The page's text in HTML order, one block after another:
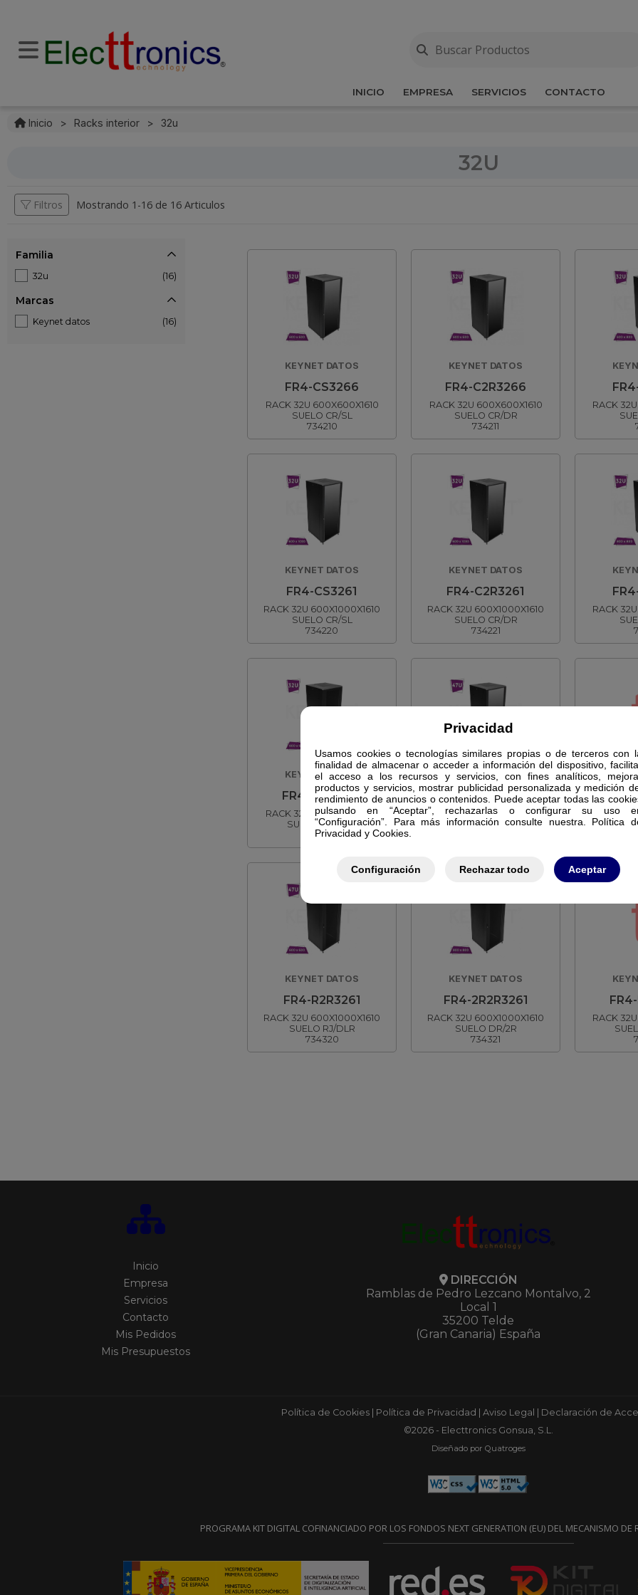
Privacidad
Usamos cookies o tecnologías similares propias o de terceros con
finalidad de almacenar o acceder a información del dispositivo,
el acceso a los recursos y servicios, con fines analíticos,
productos y servicios, mostrar publicidad personalizada y medición
rendimiento de anuncios o contenidos. Puede aceptar todas las
pulsando en “Aceptar”, rechazarlas o configurar su uso
“Configuración”. Para más información consulte nuestra. Política
Privacidad y Cookies.
Configuración Rechazar todo Aceptar
INICIO EMPRESA SERVICIOS CONTACTO
Inicio > Racks interior > 32u
32U
Filtros Mostrando 1-16 de 16 Articulos
Familia
32u (16)
Marcas
Keynet datos (16)
KEYNET DATOS
FR4-CS3266
RACK 32U 600X600X1610
SUELO CR/SL
734210
KEYNET DATOS
FR4-C2R3266
RACK 32U 600X600X1610
SUELO CR/DR
734211
RACK
KEYNET DATOS
FR4-CS3261
RACK 32U 600X1000X1610
SUELO CR/SL
734220
KEYNET DATOS
FR4-C2R3261
RACK 32U 600X1000X1610
SUELO CR/DR
734221
RACK
KEYNET DATOS
FR4-R2R3266
RACK 32U 600X600X1610
SUELO RJ/DLRJ
734310
KEYNET DATOS
FR4-2R2R3266
RACK 32U 600X600X1610
SUELO DR/2R
RACK
KEYNET DATOS
FR4-R2R3261
RACK 32U 600X1000X1610
SUELO RJ/DLR
734320
KEYNET DATOS
FR4-2R2R3261
RACK 32U 600X1000X1610
SUELO DR/2R
734321
RACK
Inicio
Empresa
Servicios
Contacto
Mis Pedidos
Mis Presupuestos
DIRECCIÓN
Ramblas de Pedro Lezcano Montalvo, 2
Local 1
35200 Telde
(Gran Canaria) España
Política de Cookies| Política de Privacidad Aviso Legal
Declaración de
©2026 - Electtronics Gonsua, S.L.
Diseñado por Quatroges
PROGRAMA KIT DIGITAL COFINANCIADO POR LOS FONDOS NEXT GENERATION (EU) DEL MECANISMO DE